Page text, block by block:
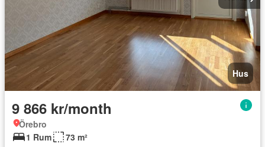
Hus
9 866 kr/month
Örebro
1 Rum
73 m²